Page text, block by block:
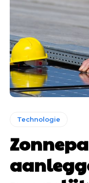
Technologie